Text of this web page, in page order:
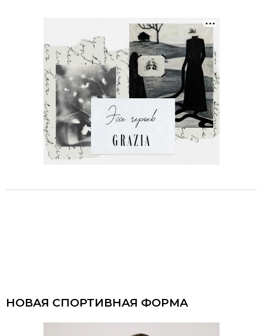
НОВАЯ СПОРТИВНАЯ ФОРМА